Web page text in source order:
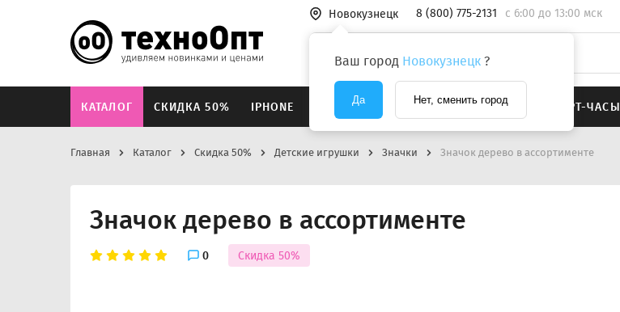
Новокузнецк
Ваш город Новокузнецк ?
Да Нет, сменить город
8 (800) 775-2131 c 6:00 до 13:00 мск
КАТАЛОГ СКИДКА 50% IPHONE XIAOMI SAMSUNG НАУШНИКИ СМАРТ-ЧАСЫ
Главная Каталог Скидка 50% Детские игрушки Значки Значок дерево в ассортименте
Значок дерево в ассортименте
0 Скидка 50%